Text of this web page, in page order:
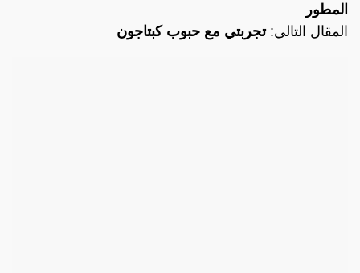
المطور
المقال التالي:تجربتي مع حبوب كبتاجون